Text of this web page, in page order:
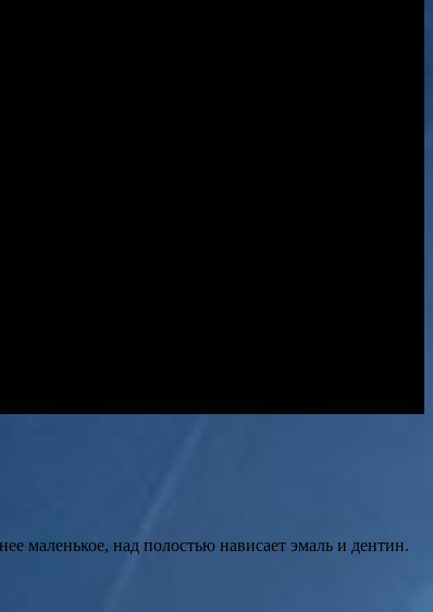
маленькое, над полостью нависает эмаль и дентин.